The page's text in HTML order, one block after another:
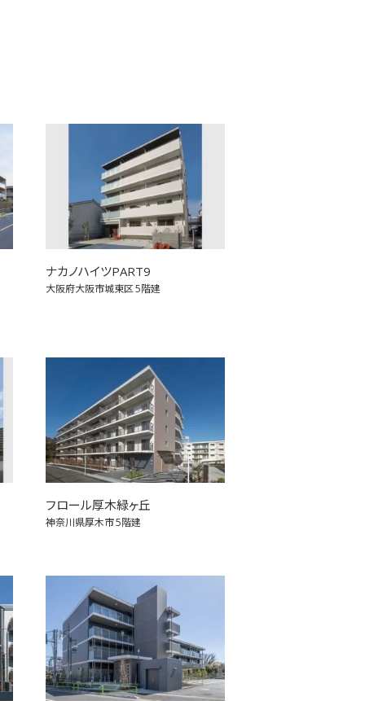
ナカノハイツPART9
大阪府大阪市城東区5階建
フロール厚木緑ヶ丘
神奈川県厚木市5階建